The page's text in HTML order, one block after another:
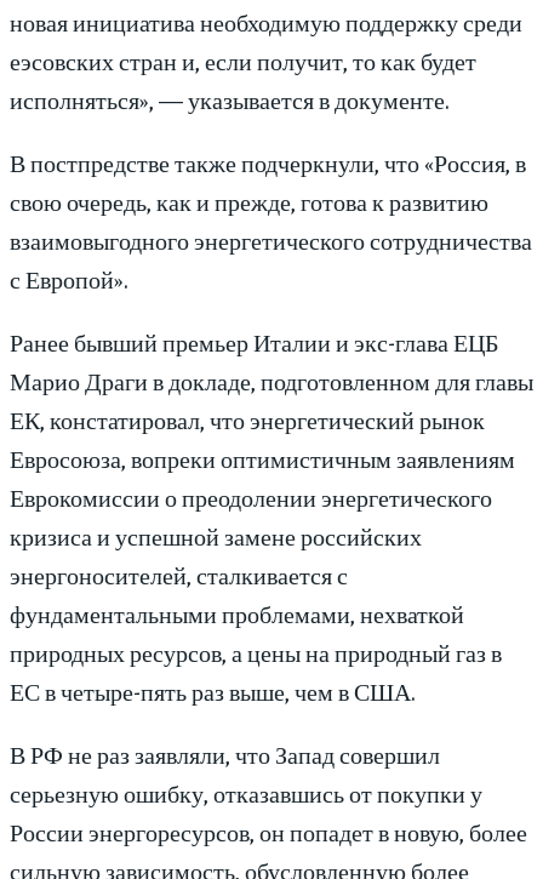
новая инициатива необходимую поддержку среди
еэсовских стран и, если получит, то как будет
исполняться», — указывается в документе.
В постпредстве также подчеркнули, что «Россия, в
свою очередь, как и прежде, готова к развитию
взаимовыгодного энергетического сотрудничества
с Европой».
Ранее бывший премьер Италии и экс-глава ЕЦБ
Марио Драги в докладе, подготовленном для главы
ЕК, констатировал, что энергетический рынок
Евросоюза, вопреки оптимистичным заявлениям
Еврокомиссии о преодолении энергетического
кризиса и успешной замене российских
энергоносителей, сталкивается с
фундаментальными проблемами, нехваткой
природных ресурсов, а цены на природный газ в
ЕС в четыре-пять раз выше, чем в США.
В РФ не раз заявляли, что Запад совершил
серьезную ошибку, отказавшись от покупки у
России энергоресурсов, он попадет в новую, более
сильную зависимость, обусловленную более